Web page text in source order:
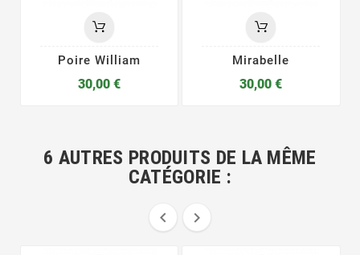
Poire William
30,00 €
Mirabelle
30,00 €
6 AUTRES PRODUITS DE LA MÊME
CATÉGORIE :
 